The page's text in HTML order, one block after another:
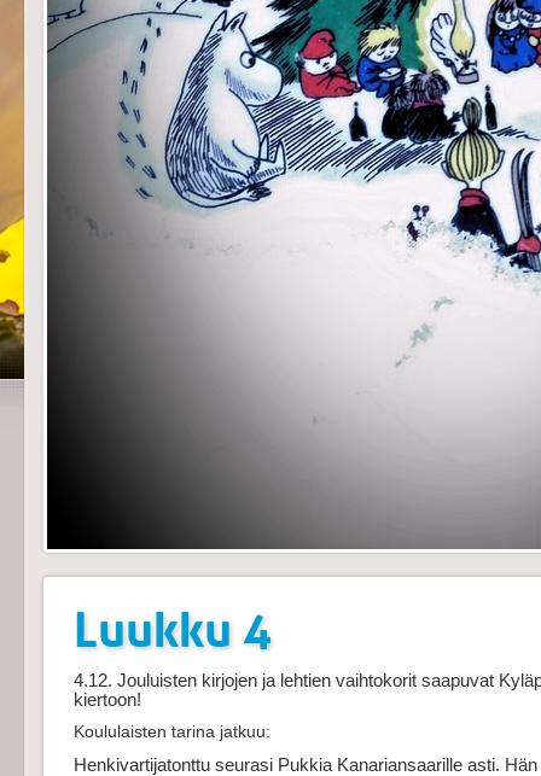
Luukku 4
4.12. Jouluisten kirjojen ja lehtien vaihtokorit saapuvat
kiertoon!
Koululaisten tarina jatkuu:
Henkivartijatonttu seurasi Pukkia Kanariansaarille asti.